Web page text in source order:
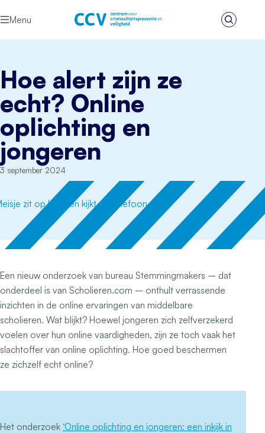
Menu
Zoeken
Hoe alert zijn ze
echt? Online
oplichting en
jongeren
3 september 2024
Een nieuw onderzoek van bureau Stemmingmakers – dat
onderdeel is van Scholieren.com – onthult verrassende
inzichten in de online ervaringen van middelbare
scholieren. Wat blijkt? Hoewel jongeren zich zelfverzekerd
voelen over hun online vaardigheden, zijn ze toch vaak het
slachtoffer van online oplichting. Hoe goed beschermen
ze zichzelf echt online?
Het onderzoek ‘Online oplichting en jongeren: een inkijk in